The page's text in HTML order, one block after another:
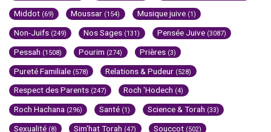
Middot (69) Moussar (154) Musique juive (1)
Non-Juifs (249) Nos Sages (131) Pensée Juive (3087)
Pessah (1508) Pourim (274) Prières (3)
Pureté Familiale (578) Relations & Pudeur (528)
Respect des Parents (247) Roch 'Hodech (4)
Roch Hachana (296) Santé (1) Science & Torah (33)
Sexualité (8) Sim'hat Torah (47) Souccot (502)